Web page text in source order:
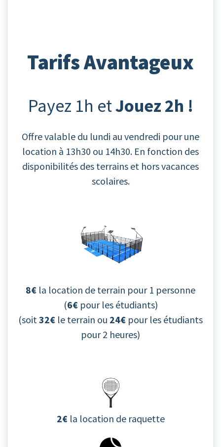
Tarifs Avantageux
Payez 1h etJouez 2h !
Offre valable du lundi au vendredi pour une
location à 13h30 ou 14h30. En fonction des
disponibilités des terrains et hors vacances
scolaires.
8€ la location de terrain pour 1 personne
(6€pour les étudiants)
(soit32€ le terrain ou 24€ pour les étudiants
pour 2 heures)
2€la location de raquette